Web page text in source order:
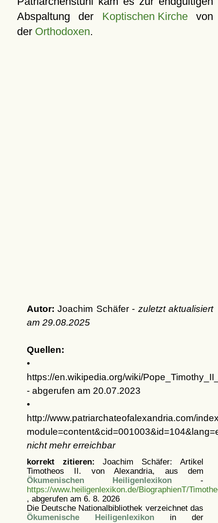
Abspaltung der Koptischen Kirchevon
der Orthodoxen.
Autor: Joachim Schäfer - zuletzt aktualisiert
am 29.08.2025
Quellen:
•
https://en.wikipedia.org/wiki/
- abgerufen am 20.07.2023
•
http://www.patriarchateofalexandria.com/
nicht mehr erreichbar
korrekt zitieren: Joachim Schäfer: Artikel
Timotheos II. von Alexandria, aus dem
Ökumenischen Heiligenlexikon -
https://www.heiligenlexikon.de/BiographienT/
, abgerufen am 6. 8. 2026
Die Deutsche Nationalbibliothek verzeichnet das
Ökumenische Heiligenlexikonin der